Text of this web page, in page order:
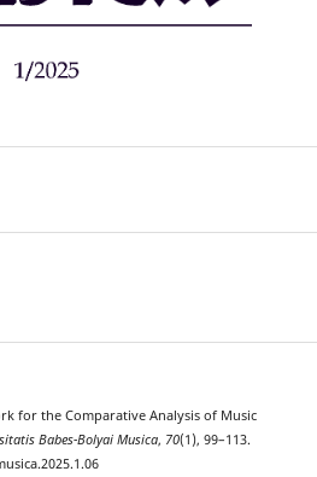
for the Comparative Analysis of Music
Babes-Bolyai Musica, 70(1), 99–113.